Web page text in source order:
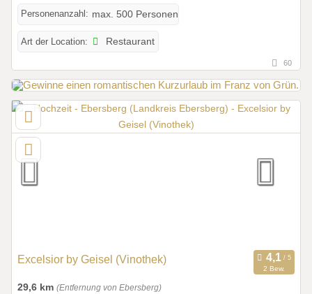
Personenanzahl: max. 500 Personen
Art der Location: Restaurant
60
Excelsior by Geisel (Vinothek)
2 Bew.
29,6 km (Entfernung von Ebersberg)